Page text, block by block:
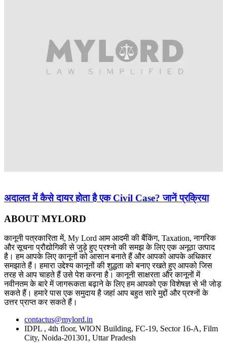
अदालत में कैसे दायर होता है एक Civil Case? जानें प्रक्रिया
ABOUT MYLORD
कानूनी पत्रकारिता में, My Lord आम आदमी की बैंकिंग, Taxation, नागरिक
और सूचना प्रौद्योगिकी से जुड़े हुए प्रश्नो की समझ के लिए एक अनूठा उत्पाद
है। हम आपके लिए कानूनों को आसान बनाते हैं और आपको आपके अधिकार
समझाते हैं। हमारा उद्देश्य कानूनों की शुद्धता को बनाए रखते हुए आपको जिस
तरह से आप चाहते हैं उसे पेश करना है। कानूनी साक्षरता और कानूनों में
नवीनतम के बारे में जागरूकता बढ़ाने के लिए हम आपको एक विशेषज्ञ से भी जोड़
सकते हैं। हमारे पास एक समुदाय है जहां आप बहुत सारे मुद्दों और प्रश्नों के
उत्तर प्राप्त कर सकते हैं।
contactus@mylord.in
IDPL , 4th floor, WION Building, FC-19, Sector 16-A, Film
City, Noida-201301, Uttar Pradesh